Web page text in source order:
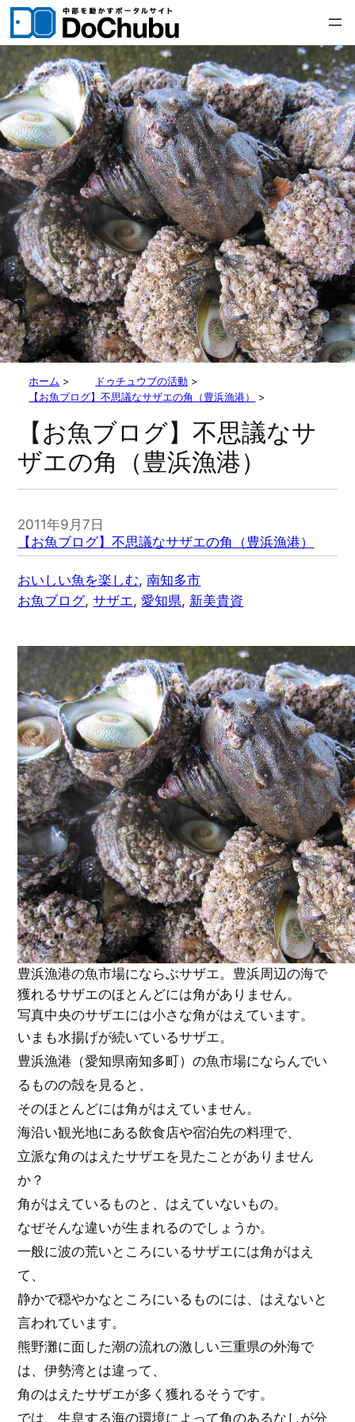
内
を
ス
キ
ッ
プ
ホーム > ドゥチュウブの活動 >
【お魚ブログ】不思議なサザエの角（豊浜漁港）
>
【お魚ブログ】不思議なサ
ザエの角（豊浜漁港）
2011年9月7日
【お魚ブログ】不思議なサザエの角（豊浜漁港）
おいしい魚を楽しむ, 南知多市
お魚ブログ, サザエ, 愛知県, 新美貴資
豊浜漁港の魚市場にならぶサザエ。豊浜周辺の海で
獲れるサザエのほとんどには角がありません。
写真中央のサザエには小さな角がはえています。
いまも水揚げが続いているサザエ。
豊浜漁港（愛知県南知多町）の魚市場にならんでい
るものの殻を見ると、
そのほとんどには角がはえていません。
海沿い観光地にある飲食店や宿泊先の料理で、
立派な角のはえたサザエを見たことがありません
か？
角がはえているものと、はえていないもの。
なぜそんな違いが生まれるのでしょうか。
一般に波の荒いところにいるサザエには角がはえ
て、
静かで穏やかなところにいるものには、はえないと
言われています。
熊野灘に面した潮の流れの激しい三重県の外海で
は、伊勢湾とは違って、
角のはえたサザエが多く獲れるそうです。
では、生息する海の環境によって角のあるなしが分